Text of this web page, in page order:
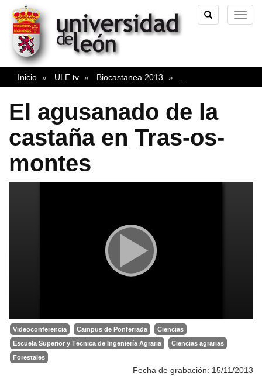
TOGGLE
SEARCH
Inicio ULE.tv Biocastanea 2013
El agusanado de la
castaña en Tras-os-
montes
Videoconferencia Campus de Ponferrada
Ciencias
Escuela Superior y Técnica de Ingeniería Agraria
Ciencias agrarias
Forestales
Fecha de grabación: 15/11/2013